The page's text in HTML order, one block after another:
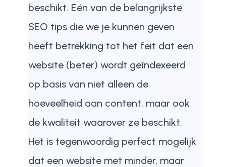
beschikt. Eén van de belangrijkste
SEO tips die we je kunnen geven
heeft betrekking tot het feit dat een
website (beter) wordt geïndexeerd
op basis van niet alleen de
hoeveelheid aan content, maar ook
de kwaliteit waarover ze beschikt.
Het is tegenwoordig perfect mogelijk
dat een website met minder, maar